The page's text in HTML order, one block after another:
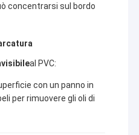
concentrarsi sul bordo
al PVC:
con un panno in
per rimuovere gli oli di